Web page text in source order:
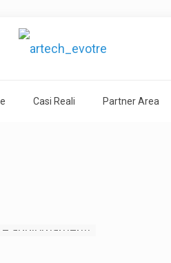
Casi Reali Partner Area